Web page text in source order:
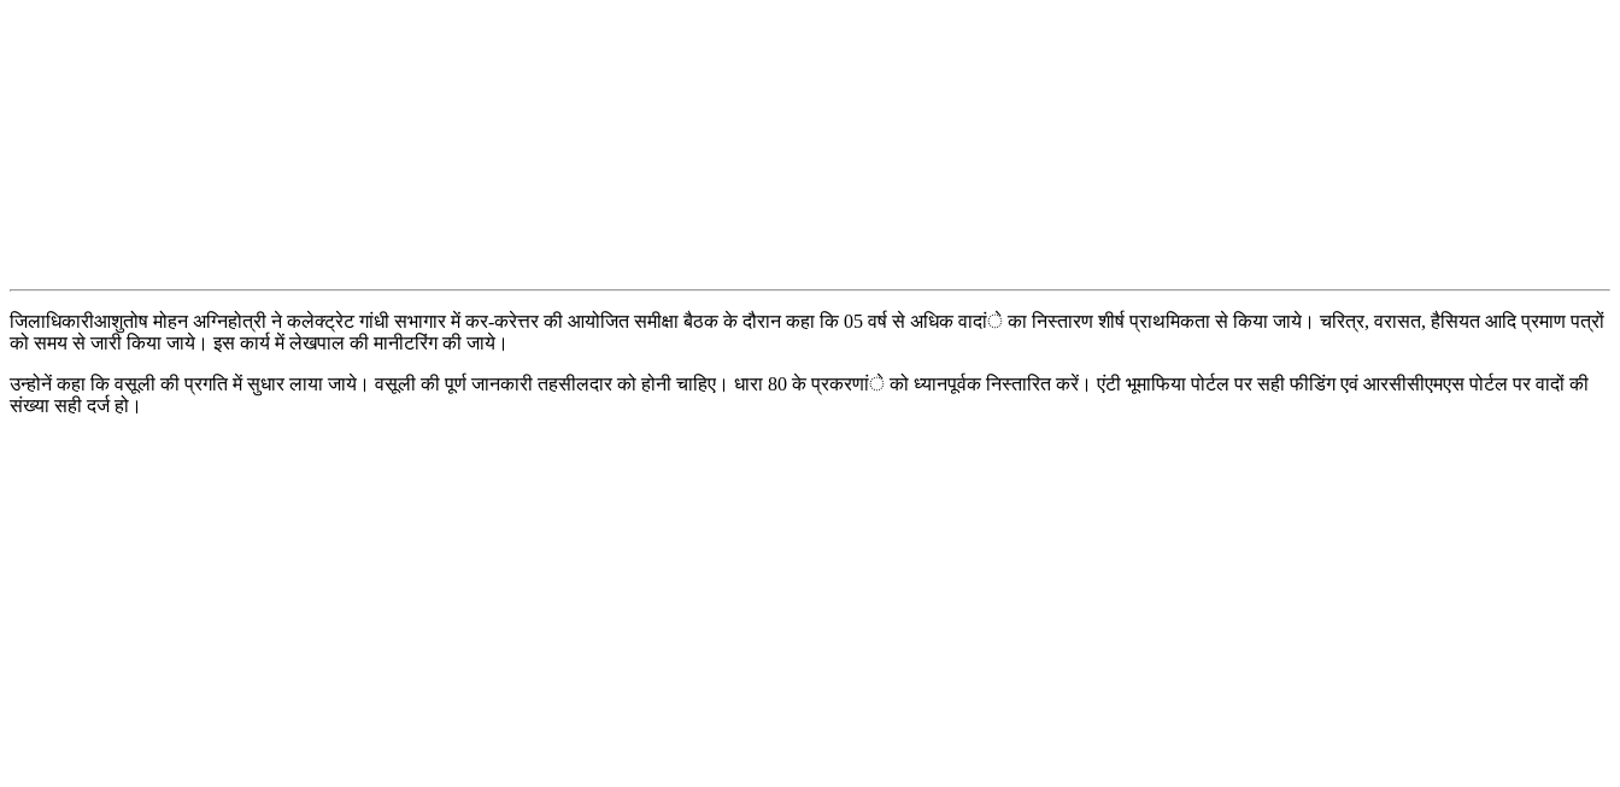
जिलाधिकारीआशुतोष मोहन अग्निहोत्री ने कलेक्ट्रेट गांधी सभागार में कर-करेत्तर की आयोजित समीक्षा बैठक के दौरान कहा कि 05 वर्ष से अधिक वादांे का निस्तारण शीर्ष प्राथमिकता से किया जाये। चरित्र, वरासत, हैसियत आदि प्रमाण पत्रों
को समय से जारी किया जाये। इस कार्य में लेखपाल की मानीटरिंग की जाये।
उन्होनें कहा कि वसूली की प्रगति में सुधार लाया जाये। वसूली की पूर्ण जानकारी तहसीलदार को होनी चाहिए। धारा 80 के प्रकरणांे को ध्यानपूर्वक निस्तारित करें। एंटी भूमाफिया पोर्टल पर सही फीडिंग एवं आरसीसीएमएस पोर्टल पर वादों की
संख्या सही दर्ज हो।